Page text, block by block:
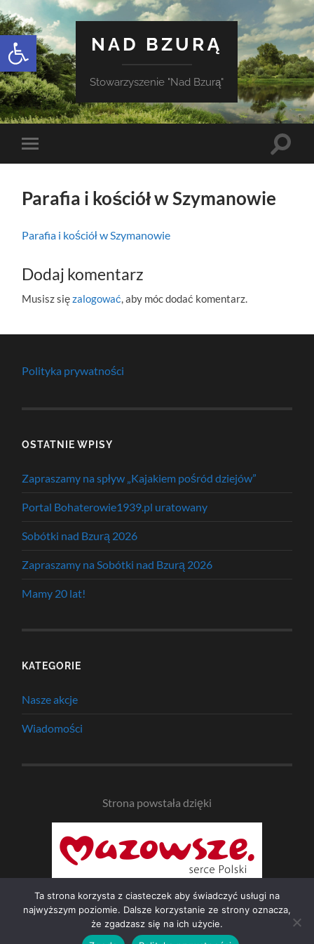
Otwórz pasek narzędzi
NAD BZURĄ
Stowarzyszenie "Nad Bzurą"
Toggle
mobile
Toggle
Parafia i kościół w Szymanowie
Parafia i kościół w Szymanowie
Dodaj komentarz
Musisz sięzalogować , aby móc dodać komentarz.
Polityka prywatności
OSTATNIE WPISY
Zapraszamy na spływ „Kajakiem pośród dziejów”
Portal Bohaterowie1939.pl uratowany
Sobótki nad Bzurą 2026
Zapraszamy na Sobótki nad Bzurą 2026
Mamy 20 lat!
KATEGORIE
Nasze akcje
Wiadomości
Strona powstała dzięki
© 2026 NAD BZURĄ —UP ↑
Ta strona korzysta z ciasteczek aby świadczyć usługi na
najwyższym poziomie. Dalsze korzystanie ze strony oznacza,
że zgadzasz się na ich użycie.